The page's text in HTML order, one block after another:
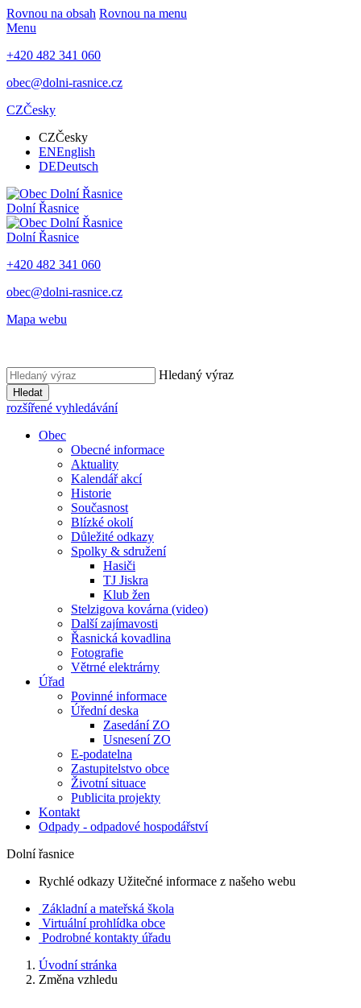
Rovnou na obsah Rovnou na menu
Menu
+420 482 341 060
obec@dolni-rasnice.cz
CZČesky
CZČesky
ENEnglish
DEDeutsch
Dolní Řasnice
Dolní Řasnice
+420 482 341 060
obec@dolni-rasnice.cz
Mapa webu
Hledaný výraz
Hledat
rozšířené vyhledávání
Obec
Obecné informace
Aktuality
Kalendář akcí
Historie
Současnost
Blízké okolí
Důležité odkazy
Spolky & sdružení
Hasiči
TJ Jiskra
Klub žen
Stelzigova kovárna (video)
Další zajímavosti
Řasnická kovadlina
Fotografie
Větrné elektrárny
Úřad
Povinné informace
Úřední deska
Zasedání ZO
Usnesení ZO
E-podatelna
Zastupitelstvo obce
Životní situace
Publicita projekty
Kontakt
Odpady - odpadové hospodářství
Dolní řasnice
Rychlé odkazy Užitečné informace z našeho webu
Základní a mateřská škola
Virtuální prohlídka obce
Podrobné kontakty úřadu
Úvodní stránka
Změna vzhledu